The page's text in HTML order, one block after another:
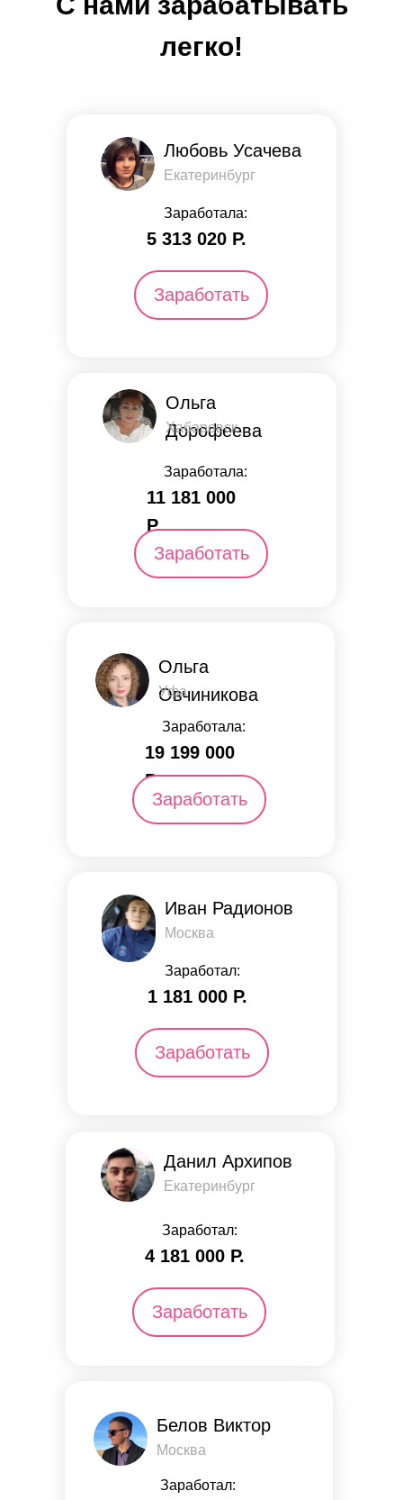
Любовь Усачева
Екатеринбург
Заработала:
5 313 ​​020 Р.
Заработать
легко!
Ольга
Дорофеева
Хабаровск
Заработала:
11 181 000
Р.
Заработать
Ольга
Овчиникова
Уфа
Заработала:
19 199 000
Р.
Заработать
Иван Радионов
Москва
Заработал:
1 181 000 Р.
Заработать
Данил Архипов
Екатеринбург
Заработал:
4 181 000 Р.
Заработать
Белов Виктор
Москва
Заработал: